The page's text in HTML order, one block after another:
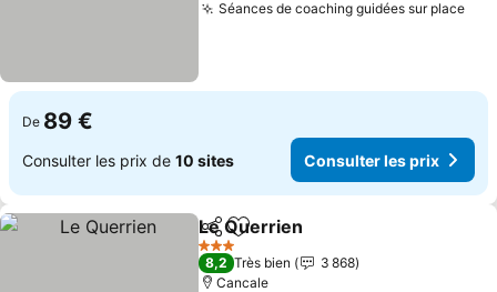
Séances de coaching guidées sur place
De 89 €
Consulter les prix de 10 sites Consulter les prix
PartagerAjouter à mes favoris
Le Querrien
3 Étoiles
8,2 Très bien
3 868
Cancale